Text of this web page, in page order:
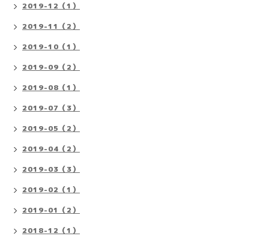
2019-12（1）
2019-11（2）
2019-10（1）
2019-09（2）
2019-08（1）
2019-07（3）
2019-05（2）
2019-04（2）
2019-03（3）
2019-02（1）
2019-01（2）
2018-12（1）